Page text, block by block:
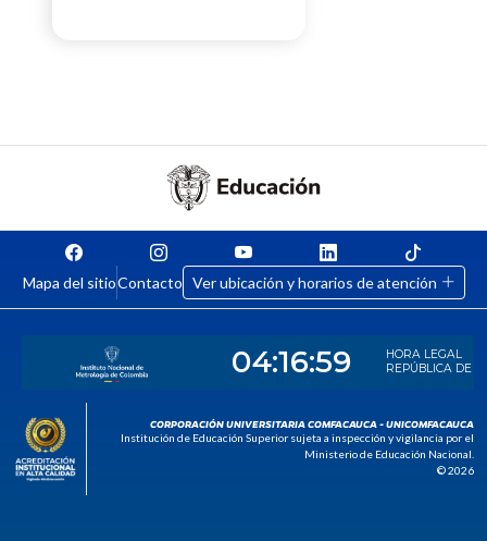
Mapa del sitioContacto Ver ubicación y horarios de atención
CORPORACIÓN UNIVERSITARIA COMFACAUCA - UNICOMFACAUCA
Institución de Educación Superior sujeta a inspección y vigilancia por el
Ministerio de Educación Nacional.
© 2026